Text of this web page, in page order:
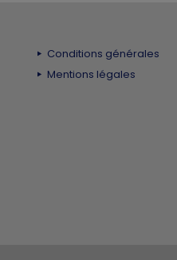
Conditions générales
Mentions légales